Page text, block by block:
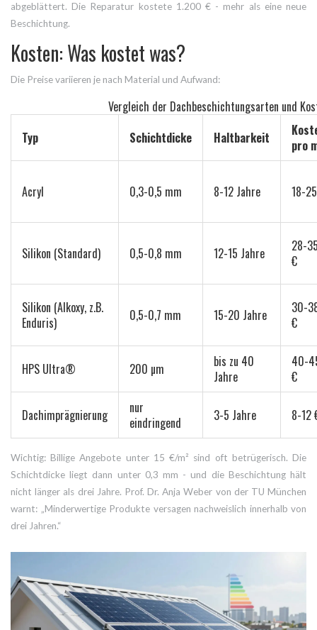
abgeblättert. Die Reparatur kostete 1.200 € - mehr als eine neue
Beschichtung.
Kosten: Was kostet was?
Die Preise variieren je nach Material und Aufwand:
Vergleich der Dachbeschichtungsarten und
Typ
Schichtdicke Haltbarkeit
pro
Acryl 0,3-0,5 mm 8-12 Jahre 18-
Silikon (Standard) 0,5-0,8 mm 12-15 Jahre
28-
€
Silikon (Alkoxy, z.B.
Enduris)
0,5-0,7 mm 15-20 Jahre
30-
€
HPS Ultra® 200 µm
bis zu 40
Jahre
40-
€
Dachimprägnierung
nur
eindringend
3-5 Jahre 8-12
Wichtig: Billige Angebote unter 15 €/m² sind oft betrügerisch. Die
Schichtdicke liegt dann unter 0,3 mm - und die Beschichtung hält
nicht länger als drei Jahre. Prof. Dr. Anja Weber von der TU München
warnt: „Minderwertige Produkte versagen nachweislich innerhalb von
drei Jahren.“